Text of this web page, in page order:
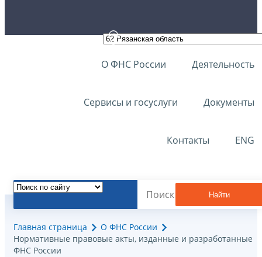
О ФНС России Деятельность
Сервисы и госуслуги Документы
Контакты ENG
Найти
Главная страница
О ФНС России
Нормативные правовые акты, изданные и разработанные
ФНС России